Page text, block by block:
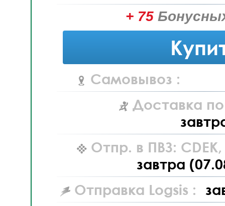
+ 75
Самовывоз :
Доставка
Отпр. в ПВЗ: CDEK,
завтра
Отправка Logsis :